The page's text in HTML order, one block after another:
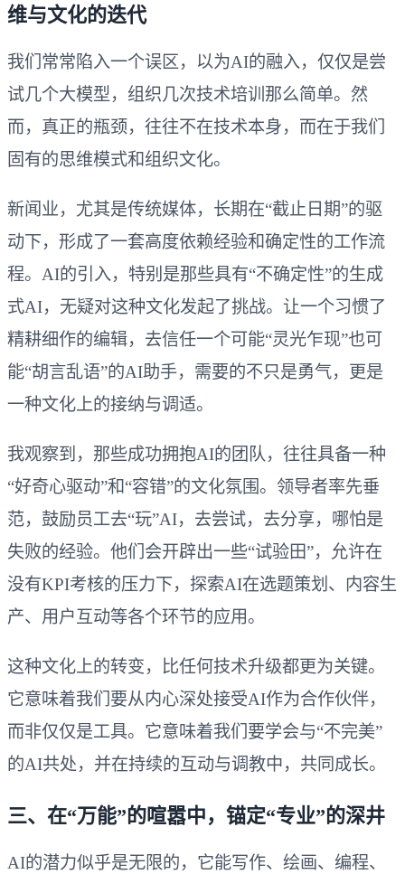
维与文化的迭代
我们常常陷入一个误区，以为AI的融入，仅仅是尝
试几个大模型，组织几次技术培训那么简单。然
而，真正的瓶颈，往往不在技术本身，而在于我们
固有的思维模式和组织文化。
新闻业，尤其是传统媒体，长期在“截止日期”的驱
动下，形成了一套高度依赖经验和确定性的工作流
程。AI的引入，特别是那些具有“不确定性”的生成
式AI，无疑对这种文化发起了挑战。让一个习惯了
精耕细作的编辑，去信任一个可能“灵光乍现”也可
能“胡言乱语”的AI助手，需要的不只是勇气，更是
一种文化上的接纳与调适。
我观察到，那些成功拥抱AI的团队，往往具备一种
“好奇心驱动”和“容错”的文化氛围。领导者率先垂
范，鼓励员工去“玩”AI，去尝试，去分享，哪怕是
失败的经验。他们会开辟出一些“试验田”，允许在
没有KPI考核的压力下，探索AI在选题策划、内容生
产、用户互动等各个环节的应用。
这种文化上的转变，比任何技术升级都更为关键。
它意味着我们要从内心深处接受AI作为合作伙伴，
而非仅仅是工具。它意味着我们要学会与“不完美”
的AI共处，并在持续的互动与调教中，共同成长。
三、在“万能”的喧嚣中，锚定“专业”的深井
AI的潜力似乎是无限的，它能写作、绘画、编程、